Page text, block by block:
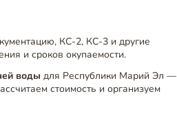
КС-2, КС-3 и другие
и сроков окупаемости.
воды для Республики Марий Эл —
стоимость и организуем